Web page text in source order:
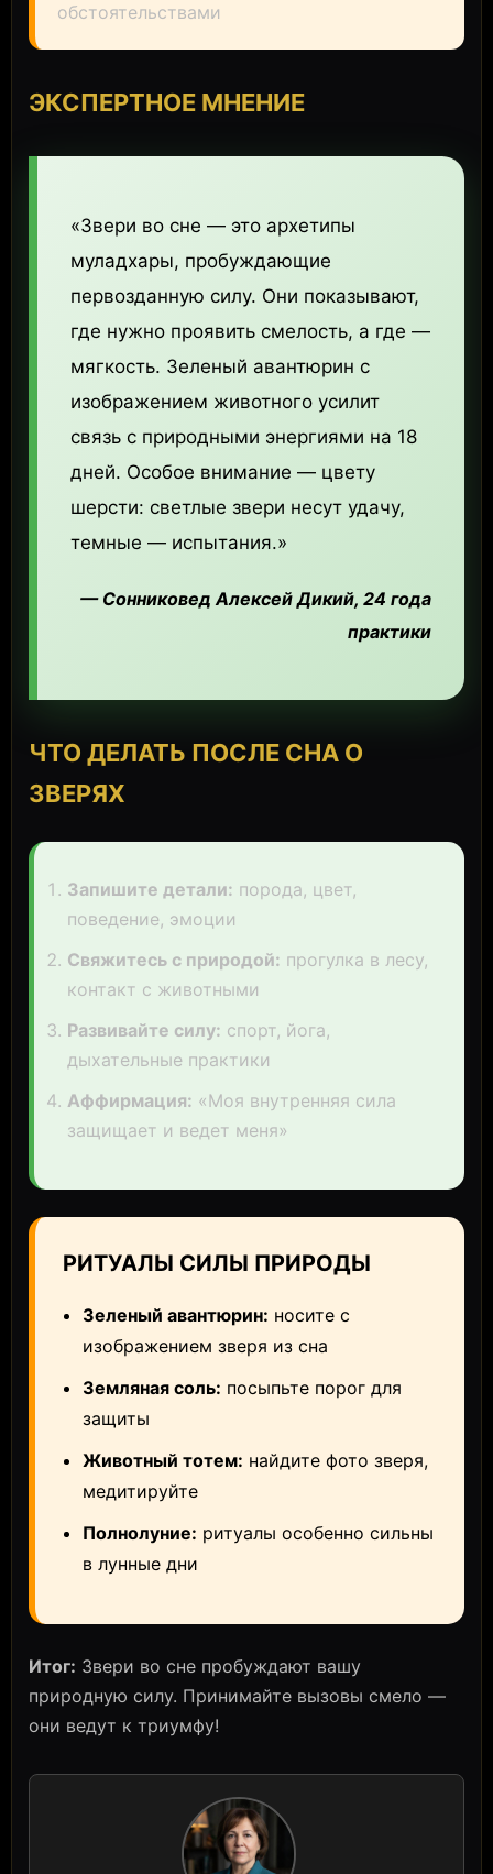
обстоятельствами
ЭКСПЕРТНОЕ МНЕНИЕ
«Звери во сне — это архетипы
муладхары, пробуждающие
первозданную силу. Они показывают,
где нужно проявить смелость, а где —
мягкость. Зеленый авантюрин с
изображением животного усилит
связь с природными энергиями на 18
дней. Особое внимание — цвету
шерсти: светлые звери несут удачу,
темные — испытания.»
— Сонниковед Алексей Дикий, 24 года
практики
ЧТО ДЕЛАТЬ ПОСЛЕ СНА О
ЗВЕРЯХ
Запишите детали: порода, цвет,
поведение, эмоции
Свяжитесь с природой: прогулка в лесу,
контакт с животными
Развивайте силу: спорт, йога,
дыхательные практики
Аффирмация: «Моя внутренняя сила
защищает и ведет меня»
РИТУАЛЫ СИЛЫ ПРИРОДЫ
Зеленый авантюрин: носите с
изображением зверя из сна
Земляная соль: посыпьте порог для
защиты
Животный тотем: найдите фото зверя,
медитируйте
Полнолуние: ритуалы особенно сильны
в лунные дни
Итог: Звери во сне пробуждают вашу
природную силу. Принимайте вызовы смело —
они ведут к триумфу!